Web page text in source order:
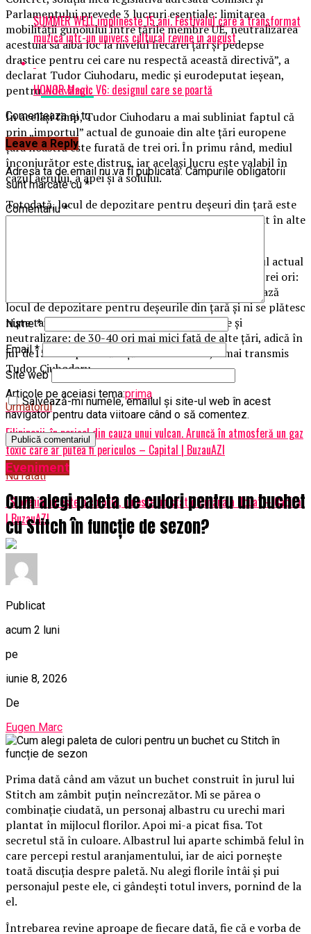
Parlamentului prevede 3 lucruri esenţiale: limitarea
mobilităţii gunoiului între ţările membre UE, neutralizarea
acestuia să aibă loc la nivelul fiecărei ţări şi pedepse
drastice pentru cei care nu respectă această directivă”, a
declarat Tudor Ciuhodaru, medic şi eurodeputat ieşean,
pentruAdevărul.
În același timp, Tudor Ciuhodaru a mai subliniat faptul că
prin „importul” actual de gunoaie din alte ţări europene
ţara noastră este furată de trei ori. În primu rând, mediul
înconjurător este distrus, iar același lucru este valabil în
cazul aerului, a apei și a solului.
Totodată, locul de depozitare pentru deșeuri din țară este
ocupat, pentru niște taxe de 40 de ori mai mici decât în alte
„Motivaţiile acestui demers sunt clare. Prin importul actual
de gunoaie din alte ţări europene suntem furaţi de trei ori:
ni se distruge mediul, solul, aerul şi apa, ni se limitează
locul de depozitare pentru deşeurile din ţară şi ni se plătesc
nişte taxe nesemnificative pentru depozitare şi
neutralizare: de 30-40 ori mai mici faţă de alte ţări, adică în
jur de15 euro pe tonă faţă de 500 de lire”, a mai transmis
Tudor Ciuhodaru.
Articole pe aceiasi tema:prima
Urmatorul
Filipinezii, în pericol din cauza unui vulcan. Aruncă în atmosferă un gaz
toxic care ar putea fi periculos – Capital | BuzauAZI
Nu ratati
“Slovenia nu este o colonie, nu este un stat de mâna a doua” – Capital
| BuzauAZI
SUMMER WELL implineste 15 ani. Festivalul care a transformat
muzica intr-un univers cultural revine in august
HONOR Magic V6: designul care se poartă
Comenteaza si tu
Leave a Reply
Adresa ta de email nu va fi publicată. Câmpurile obligatorii
sunt marcate cu*
Comentariu*
Nume*
Email*
Site web
Salvează-mi numele, emailul și site-ul web în acest
navigator pentru data viitoare când o să comentez.
Eveniment
Cum alegi paleta de culori pentru un buchet
cu Stitch în funcție de sezon?
Publicat
acum 2 luni
pe
iunie 8, 2026
De
Eugen Marc
Prima dată când am văzut un buchet construit în jurul lui
Stitch am zâmbit puțin neîncrezător. Mi se părea o
combinație ciudată, un personaj albastru cu urechi mari
plantat în mijlocul florilor. Apoi mi-a picat fisa. Tot
secretul stă în culoare. Albastrul lui aparte schimbă felul în
care percepi restul aranjamentului, iar de aici pornește
toată discuția despre paletă. Nu alegi florile întâi și pui
personajul peste ele, ci gândești totul invers, pornind de la
el.
Întrebarea revine aproape de fiecare dată, fie că e vorba de